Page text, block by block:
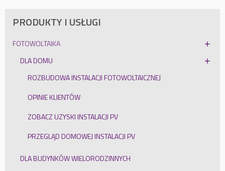
PRODUKTY I USŁUGI
FOTOWOLTAIKA
DLA DOMU
ROZBUDOWA INSTALACJI FOTOWOLTAICZNEJ
OPINIE KLIENTÓW
ZOBACZ UZYSKI INSTALACJI PV
PRZEGLĄD DOMOWEJ INSTALACJI PV
DLA BUDYNKÓW WIELORODZINNYCH